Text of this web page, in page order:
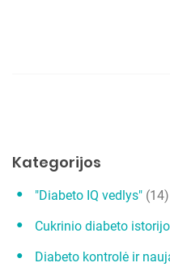
r
r
a
Kategorijos
"Diabeto IQ vedlys" (14)
Cukrinio diabeto
Diabeto kontrolė ir